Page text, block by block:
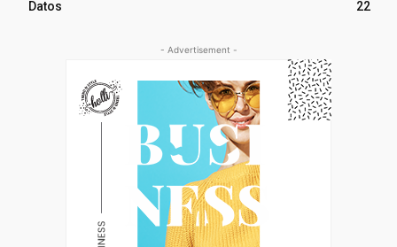
Datos
22
- Advertisement -